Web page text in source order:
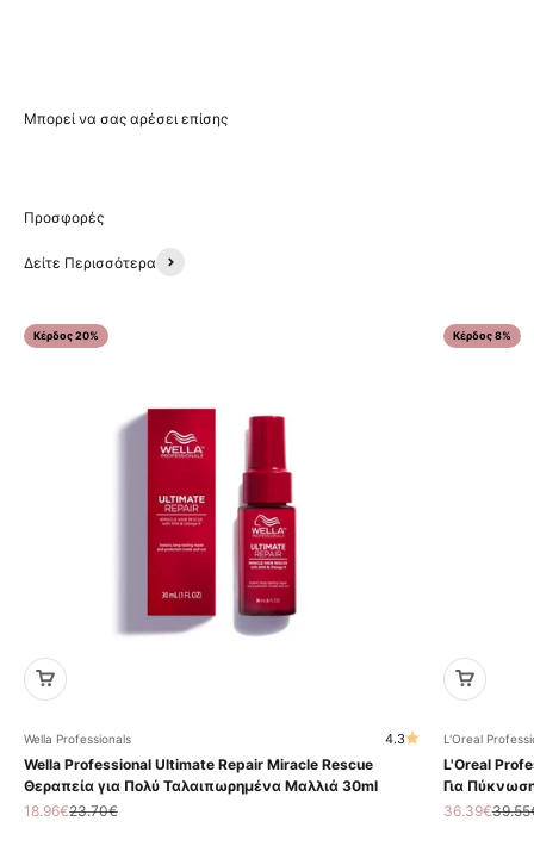
Δείτε Περισσότερα
Κέρδος 20%
Wella Professionals 4.3
Wella Professional Ultimate Repair Miracle Rescue
Θεραπεία για Πολύ Ταλαιπωρημένα Μαλλιά 30ml
Τιμή πώλησης
18.96€Κανονική τιμή
23.70€
Κέρδος 8%
L'Oreal
L'Oreal
Για
Τιμή
36.39€